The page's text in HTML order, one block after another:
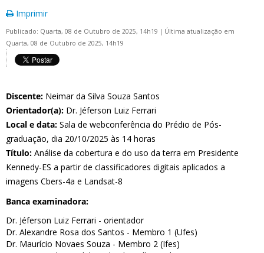
Imprimir
Publicado: Quarta, 08 de Outubro de 2025, 14h19 | Última atualização em
Quarta, 08 de Outubro de 2025, 14h19
Discente: Neimar da Silva Souza Santos
Orientador(a): Dr. Jéferson Luiz Ferrari
Local e data: Sala de webconferência do Prédio de Pós-
graduação, dia 20/10/2025 às 14 horas
Título: Análise da cobertura e do uso da terra em Presidente
Kennedy-ES a partir de classificadores digitais aplicados a
imagens Cbers-4a e Landsat-8
Banca examinadora:
Dr. Jéferson Luiz Ferrari - orientador
Dr. Alexandre Rosa dos Santos - Membro 1 (Ufes)
Dr. Maurício Novaes Souza - Membro 2 (Ifes)